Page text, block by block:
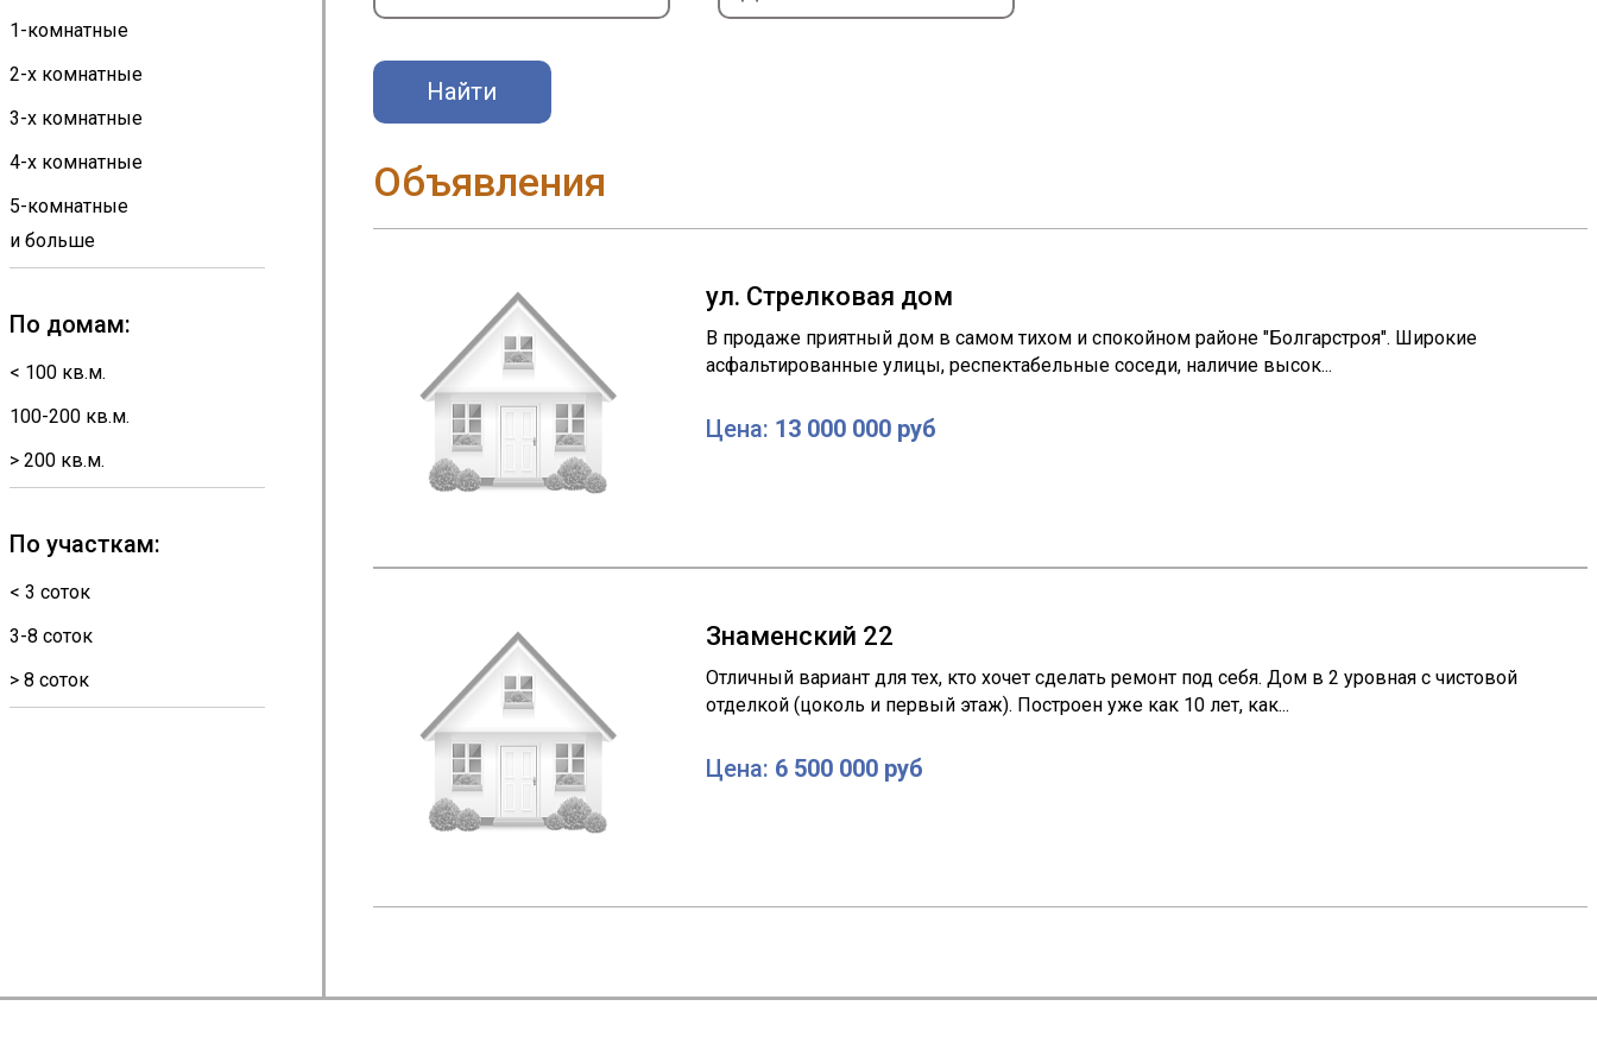
1-комнатные
2-х комнатные
3-х комнатные
4-х комнатные
5-комнатные
и больше
По домам:
< 100 кв.м.
100-200 кв.м.
> 200 кв.м.
По участкам:
< 3 соток
3-8 соток
> 8 соток
Найти
Объявления
ул. Стрелковая дом
В продаже приятный дом в самом тихом и спокойном районе "Болгарстроя". Широкие
асфальтированные улицы, респектабельные соседи, наличие высок...
Цена: 13 000 000 руб
Знаменский 22
Отличный вариант для тех, кто хочет сделать ремонт под себя. Дом в 2 уровная с чистовой
отделкой (цоколь и первый этаж). Построен уже как 10 лет, как...
Цена: 6 500 000 руб